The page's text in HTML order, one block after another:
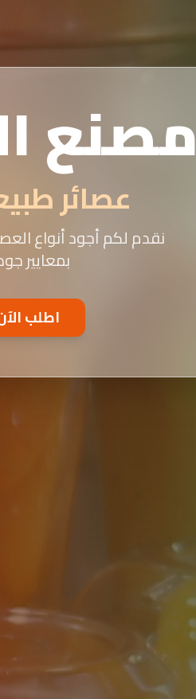
مصنع
عصائر طبيعية 100%
نقدم لكم أجود أنواع
بمعايير
اطلب